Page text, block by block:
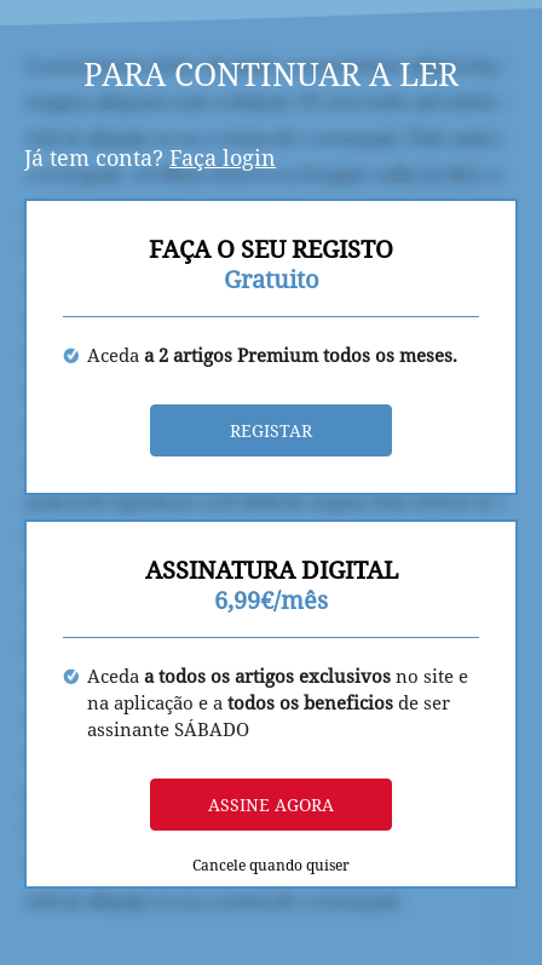
PARA CONTINUAR A LER
Já tem conta? Faça login
FAÇA O SEU REGISTO
Gratuito
Aceda a 2 artigos Premium todos os meses.
REGISTAR
ASSINATURA DIGITAL
6,99€/mês
Aceda a todos os artigos exclusivos no site e
na aplicação e a todos os beneficios de ser
assinante SÁBADO
ASSINE AGORA
Cancele quando quiser